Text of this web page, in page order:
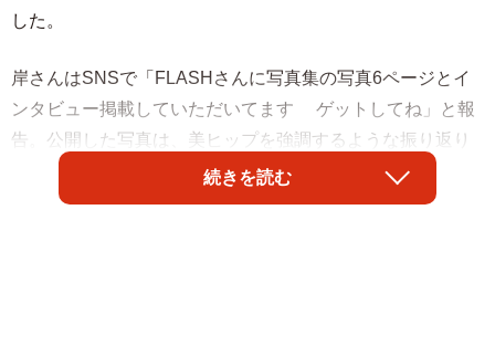
した。
岸さんはSNSで「FLASHさんに写真集の写真6ページとイ
ンタビュー掲載していただいてます ゲットしてね」と報
告。公開した写真は、美ヒップを強調するような振り返り
ポーズ。背中から腰、そしてお尻へと続く美しい曲線が印
象的な1枚です。また写真集撮影のオフショットや動画も公
続きを読む